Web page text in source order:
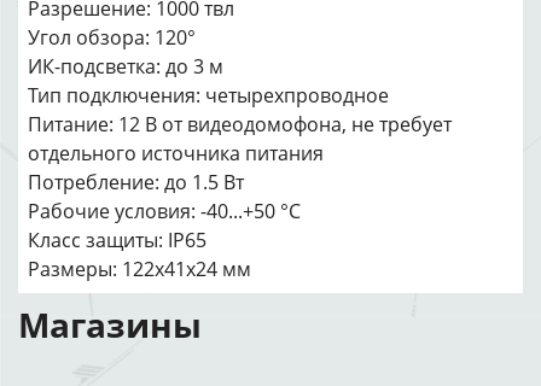
Разрешение: 1000 твл
Угол обзора: 120°
ИК-подсветка: до 3 м
Тип подключения: четырехпроводное
Питание: 12 В от видеодомофона, не требует
отдельного источника питания
Потребление: до 1.5 Вт
Рабочие условия: -40...+50 °C
Класс защиты: IP65
Размеры: 122х41х24 мм
Магазины